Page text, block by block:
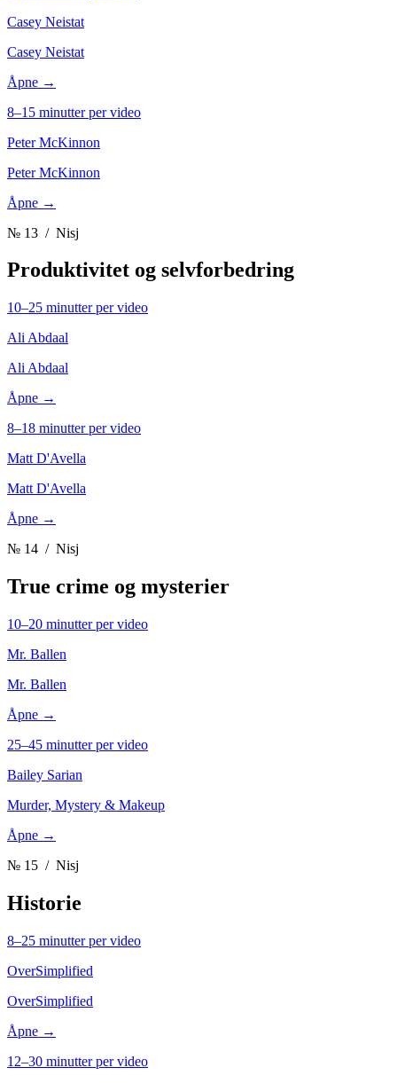
Casey Neistat
Casey Neistat
Åpne →
8–15 minutter per video
Peter McKinnon
Peter McKinnon
Åpne →
№ 13 / Nisj
Produktivitet og selvforbedring
10–25 minutter per video
Ali Abdaal
Ali Abdaal
Åpne →
8–18 minutter per video
Matt D'Avella
Matt D'Avella
Åpne →
№ 14 / Nisj
True crime og mysterier
10–20 minutter per video
Mr. Ballen
Mr. Ballen
Åpne →
25–45 minutter per video
Bailey Sarian
Murder, Mystery & Makeup
Åpne →
№ 15 / Nisj
Historie
8–25 minutter per video
OverSimplified
OverSimplified
Åpne →
12–30 minutter per video